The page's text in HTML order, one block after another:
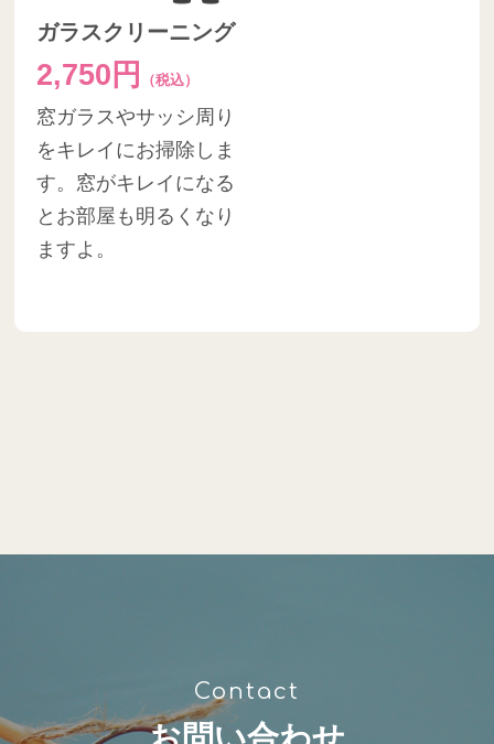
ガラスクリーニング
2,750円 （税込）
窓ガラスやサッシ周り
をキレイにお掃除しま
す。窓がキレイになる
とお部屋も明るくなり
ますよ。